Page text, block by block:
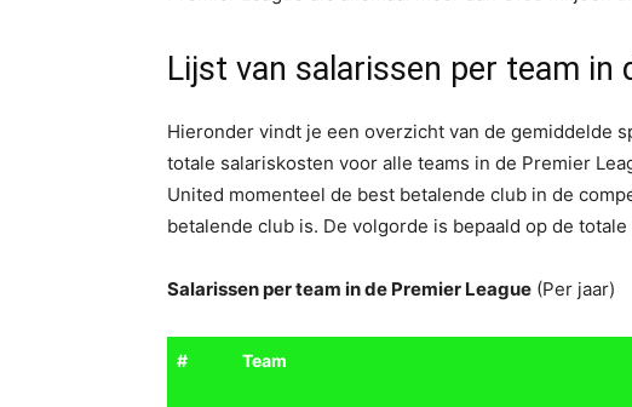
Lijst van salarissen per team in
Hieronder vindt je een overzicht van de gemiddelde
totale salariskosten voor alle teams in de Premier
United momenteel de best betalende club in de
betalende club is. De volgorde is bepaald op de
Salarissen per team in de Premier League (Per jaar)
# Team